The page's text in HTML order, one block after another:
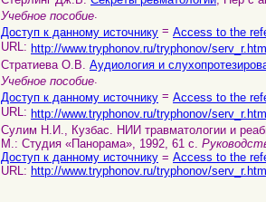
Учебное пособие.
Доступ к данному источнику = Access to the
URL: http://www.tryphonov.ru/tryphonov/
Стратиева О.В. Аудиология и
Учебное пособие.
Доступ к данному источнику = Access to the
URL: http://www.tryphonov.ru/tryphonov/
Сулим Н.И., Кузбас. НИИ травматологии и
М.: Студия «Панорама», 1992, 61 с.
Доступ к данному источнику = Access to the
URL: http://www.tryphonov.ru/tryphonov/